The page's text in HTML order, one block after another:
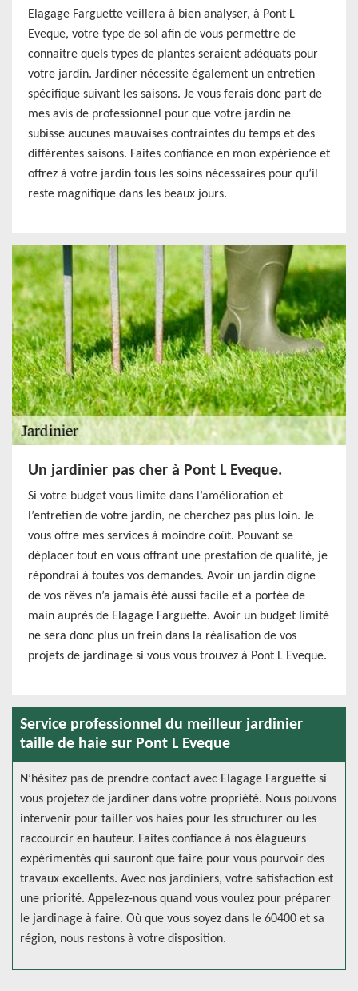
Elagage Farguette veillera à bien analyser, à Pont L
Eveque, votre type de sol afin de vous permettre de
connaitre quels types de plantes seraient adéquats pour
votre jardin. Jardiner nécessite également un entretien
spécifique suivant les saisons. Je vous ferais donc part de
mes avis de professionnel pour que votre jardin ne
subisse aucunes mauvaises contraintes du temps et des
différentes saisons. Faites confiance en mon expérience et
offrez à votre jardin tous les soins nécessaires pour qu’il
reste magnifique dans les beaux jours.
Un jardinier pas cher à Pont L Eveque.
Si votre budget vous limite dans l’amélioration et
l’entretien de votre jardin, ne cherchez pas plus loin. Je
vous offre mes services à moindre coût. Pouvant se
déplacer tout en vous offrant une prestation de qualité, je
répondrai à toutes vos demandes. Avoir un jardin digne
de vos rêves n’a jamais été aussi facile et a portée de
main auprès de Elagage Farguette. Avoir un budget limité
ne sera donc plus un frein dans la réalisation de vos
projets de jardinage si vous vous trouvez à Pont L Eveque.
Service professionnel du meilleur jardinier
taille de haie sur Pont L Eveque
N’hésitez pas de prendre contact avec Elagage Farguette si
vous projetez de jardiner dans votre propriété. Nous pouvons
intervenir pour tailler vos haies pour les structurer ou les
raccourcir en hauteur. Faites confiance à nos élagueurs
expérimentés qui sauront que faire pour vous pourvoir des
travaux excellents. Avec nos jardiniers, votre satisfaction est
une priorité. Appelez-nous quand vous voulez pour préparer
le jardinage à faire. Où que vous soyez dans le 60400 et sa
région, nous restons à votre disposition.